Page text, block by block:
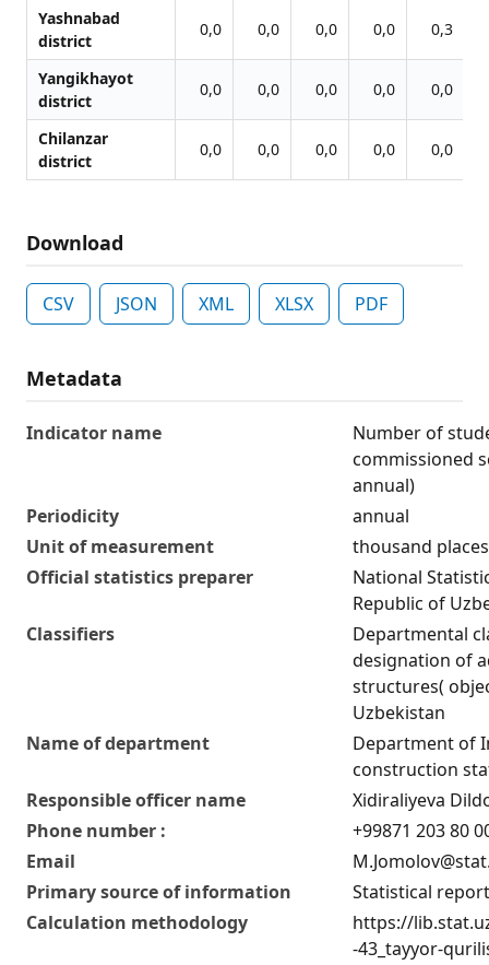
Yashnabad
district
0,0 0,0 0,0 0,0 0,3
Yangikhayot
district
0,0 0,0 0,0 0,0 0,0
Chilanzar
district
0,0 0,0 0,0 0,0 0,0
Download
CSV JSON XML XLSX PDF
Metadata
Indicator name
Number of
commissioned
annual)
Periodicity
annual
Unit of measurement
thousand places
Official statistics preparer
National
Republic of
Classifiers
Departmental
designation of
structures(
Uzbekistan
Name of department
Department of
construction
Responsible officer name
Xidiraliyeva
Phone number :
+99871 203 80
Email
Primary source of information
Statistical
Calculation methodology
https://
-43_tayyor-